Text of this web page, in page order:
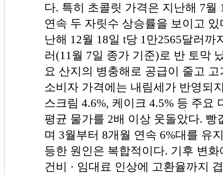
다. 특히 초콜릿 가격은 지난해 7월
연속 두 자릿수 상승률을 보이고
난해 12월 18일 t당 1만2565달러까
러(11월 7일 종가 기준)로 반 토막
요 산지의 병충해로 공급이 줄고
소비자 가격에는 내림세가 반영되
스크림 4.6%, 케이크 4.5% 등 주요
평균 물가를 2배 이상 웃돌았다. 빵
며 3월부터 8개월 연속 6%대를 유
등한 원인은 복합적이다. 기후 변
건비 · 임대료 인상에 고환율까지